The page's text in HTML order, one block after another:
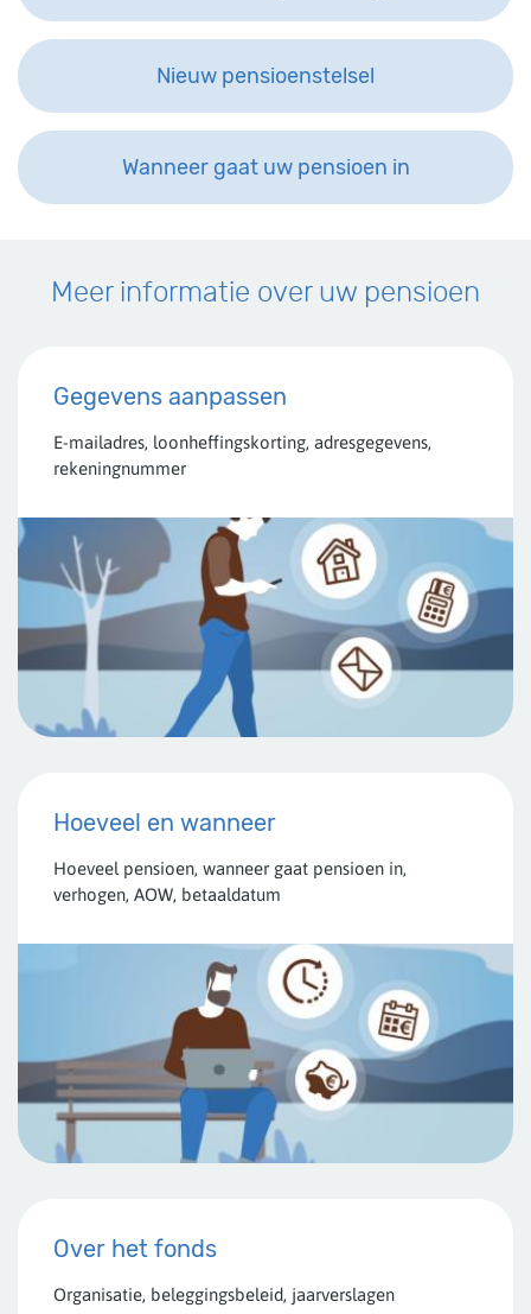
Nieuw pensioenstelsel
Wanneer gaat uw pensioen in
Meer informatie over uw pensioen
Gegevens aanpassen
E-mailadres, loonheffingskorting, adresgegevens,
rekeningnummer
Hoeveel en wanneer
Hoeveel pensioen, wanneer gaat pensioen in,
verhogen, AOW, betaaldatum
Over het fonds
Organisatie, beleggingsbeleid, jaarverslagen